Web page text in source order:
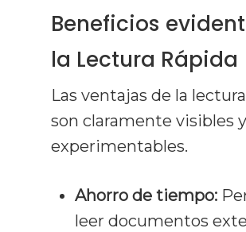
Beneficios
la Lectura Rápida
Las ventajas de la
son claramente visibles y
experimentables.
Ahorro de tiempo:
leer documentos